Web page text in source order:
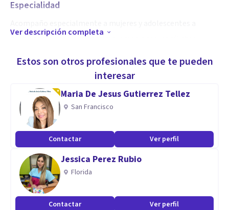
Especialidad
gestionar la propia autostima, emociones, conflictos
vida y sobretodo a vivir el presente.
Aptitudes
Mi aptitud es cercana, amable y respetuosa, juntos vamos a
construir el apoyo mejor en este momento.
Ver descripción completa
Estos son otros profesionales que te pueden
interesar
Maria De Jesus Gutierrez Tellez
San Francisco
Contactar Ver perfil
Jessica Perez Rubio
Florida
Contactar Ver perfil